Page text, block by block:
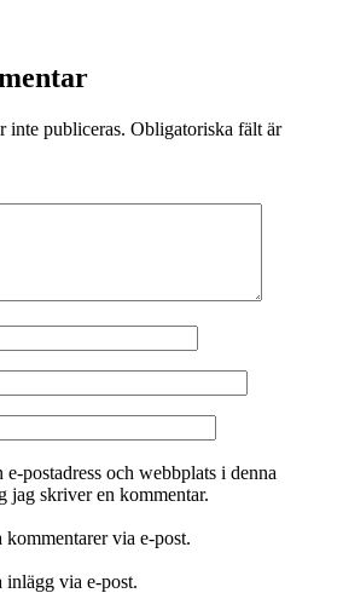
inte publiceras. Obligatoriska fält är
postadress och webbplats i denna
jag skriver en kommentar.
via e-post.
via e-post.